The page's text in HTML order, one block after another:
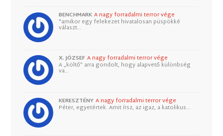
BENCHMARK A nagy forradalmi terror vége
"amikor egy felekezet hivatalosan püspökké
választ…
X. JÓZSEF A nagy forradalmi terror vége
A „költő” arra gondolt, hogy alapvető különbség
va…
KERESZTÉNY A nagy forradalmi terror vége
Péter, egyetértek. Amit írsz, az igaz, a katolikus…